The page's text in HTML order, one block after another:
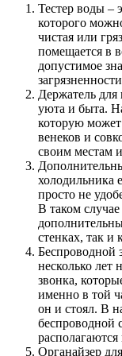
Тестер воды –
которого
чистая или
помещается в
допустимое
Держатель
уюта и быта.
которую может
венеков и
своим местам
холодильника
просто не
В таком
стенках, так и
Беспроводной
несколько лет
звонка,
именно в той
он и стоял. В
беспроводной
располагаются
Органайзер